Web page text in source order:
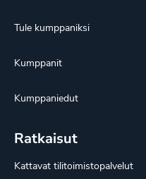
Tule kumppaniksi
Kumppanit
Kumppaniedut
Ratkaisut
Kattavat tilitoimistopalvelut